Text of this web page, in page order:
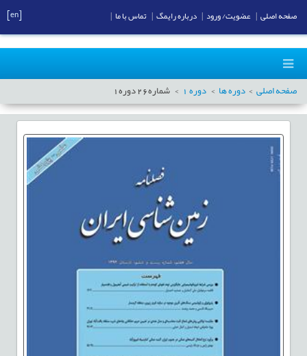
صفحه اصلی دوره ها دوره1 شماره26دوره1
صفحه اصلی عضویت/ ورود درباره رایمگ تماس با ما